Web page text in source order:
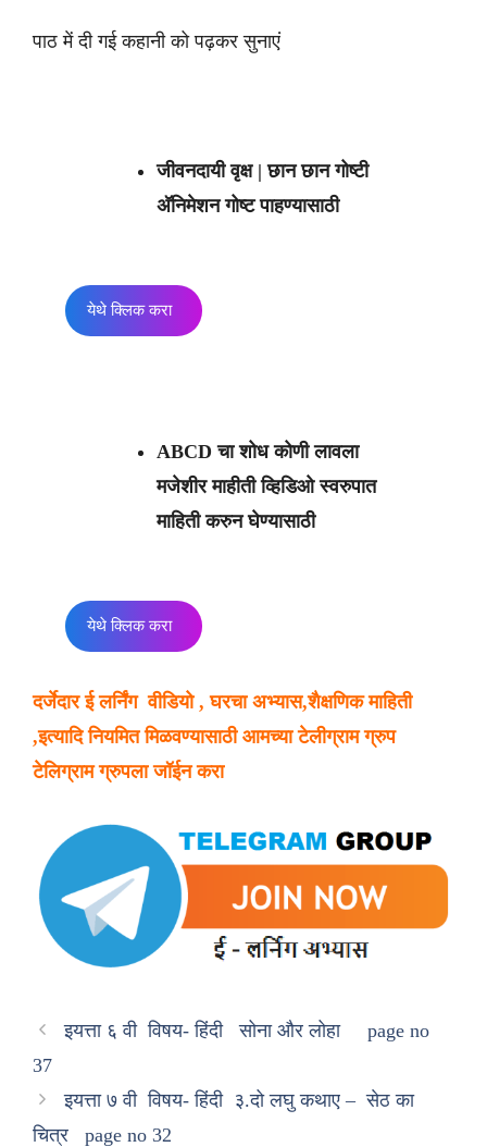
पाठ में दी गई कहानी को पढ़कर सुनाएं
जीवनदायी वृक्ष | छान छान गोष्टी
अ‍ॅनिमेशन गोष्ट पाहण्यासाठी
येथे क्लिक करा
ABCD चा शोध कोणी लावला
मजेशीर माहीती व्हिडिओ स्वरुपात
माहिती करुन घेण्यासाठी
येथे क्लिक करा
दर्जेदार ई लर्निंग वीडियो , घरचा अभ्यास,शैक्षणिक माहिती
,इत्यादि नियमित मिळवण्यासाठी आमच्या टेलीग्राम ग्रुप
टेलिग्राम ग्रुपला जॉईन करा
इयत्ता ६ वी विषय- हिंदी सोना और लोहा page no
37
इयत्ता ७ वी विषय- हिंदी ३.दो लघु कथाए – सेठ का
चित्र page no 32